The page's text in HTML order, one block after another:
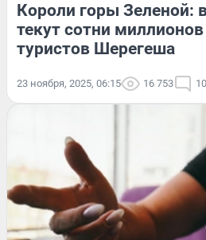
Короли горы Зеленой:
текут сотни
туристов Шерегеша
23 ноября, 2025, 06:15 16 753 10